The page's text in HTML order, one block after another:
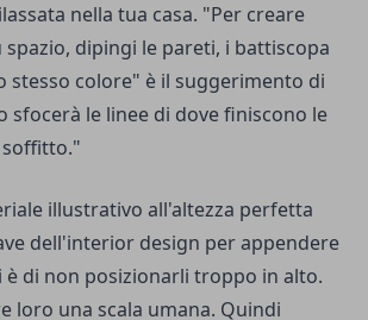
nella tua casa. "Per creare
dipingi le pareti, i battiscopa
stesso colore" è il suggerimento di
sfocerà le linee di dove finiscono le
soffitto."
illustrativo all'altezza perfetta
dell'interior design per appendere
è di non posizionarli troppo in alto.
loro una scala umana. Quindi